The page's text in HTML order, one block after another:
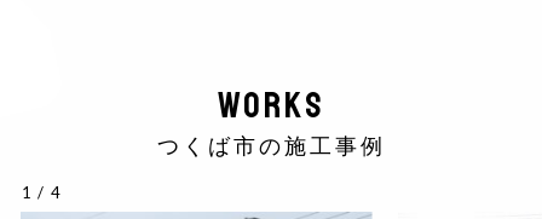
WORKS
つくば市の施工事例
1 / 4